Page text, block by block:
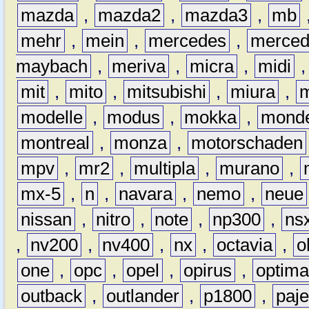
mazda , mazda2 , mazda3 , mb
mehr , mein , mercedes ,
maybach
, meriva , micra , midi
mit , mito , mitsubishi , miura ,
modelle , modus , mokka ,
montreal
, monza , motorschaden
mpv , mr2 , multipla , murano ,
mx-5 , n , navara , nemo , neue
nissan
, nitro , note , np300 ,
,
nv200 , nv400 , nx , octavia ,
one , opc , opel , opirus ,
optima
outback , outlander , p1800 ,